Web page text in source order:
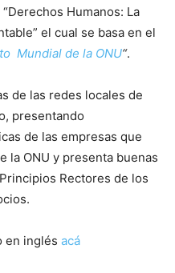
Humanos: La
el cual se basa en el
Mundial de la ONU“.
de las redes locales de
presentando
de las empresas que
la ONU y presenta buenas
Rectores de los
en inglés acá